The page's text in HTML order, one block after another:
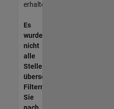
erhalten.
Es
wurden
nicht
alle
Stellen
übersetzt.
Filtern
Sie